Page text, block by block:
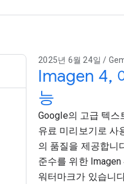
2025년 6월 24일 /
Imagen 4,
능
Google의 고급 텍스
유료 미리보기로 사
의 품질을 제공합니
준수를 위한
워터마크가 있습니